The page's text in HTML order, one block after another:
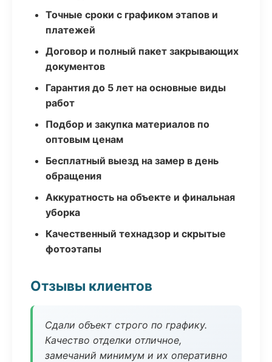
Точные сроки с графиком этапов и
платежей
Договор и полный пакет закрывающих
документов
Гарантия до 5 лет на основные виды
работ
Подбор и закупка материалов по
оптовым ценам
Бесплатный выезд на замер в день
обращения
Аккуратность на объекте и финальная
уборка
Качественный технадзор и скрытые
фотоэтапы
Отзывы клиентов
Сдали объект строго по графику.
Качество отделки отличное,
замечаний минимум и их оперативно